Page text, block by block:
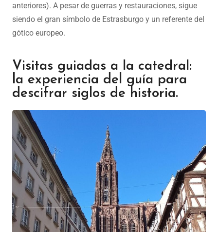
anteriores). A pesar de guerras y restauraciones, sigue
siendo el gran símbolo de Estrasburgo y un referente del
gótico europeo.
Visitas guiadas a la catedral:
la experiencia del guía para
descifrar siglos de historia.